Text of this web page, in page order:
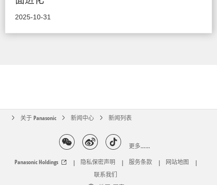
2025-10-31
关于 Panasonic 新闻中心 新闻列表
更多……
Panasonic Holdings
| 隐私保密声明 | 服务条款 | 网站地图
|
联系我们